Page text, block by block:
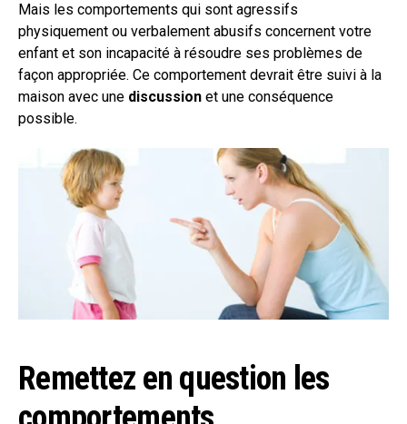
Mais les comportements qui sont agressifs
physiquement ou verbalement abusifs concernent votre
enfant et son incapacité à résoudre ses problèmes de
façon appropriée. Ce comportement devrait être suivi à la
maison avec une discussion et une conséquence
possible.
Remettez en question les